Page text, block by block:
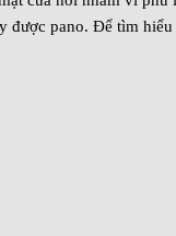
được pano. Để tìm